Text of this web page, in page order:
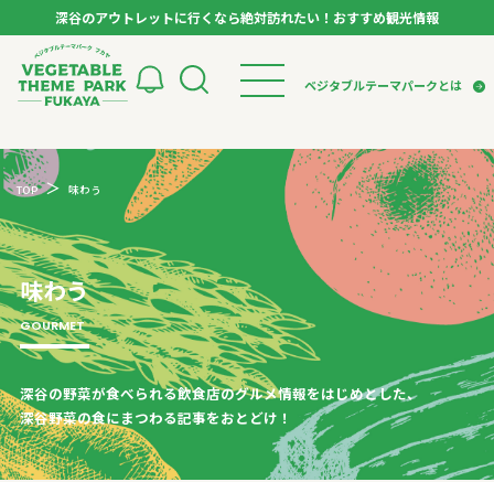
深谷のアウトレットに行くなら絶対訪れたい！おすすめ観光情報
ベジタブルテーマパークとは
検索
トップページ
モデルコース
スポット
イベント
体験
特集記事
ベジタブルテーマパークとは
VTPキャストミーティング
パートナー企業について
市長インタビュー
生産者インタビュー
アンバサダー
お役立ち情報
レシピ集
TOP 味わう
味わう
GOURMET
深谷の野菜が食べられる飲食店のグルメ情報をはじめとした、
深谷野菜の食にまつわる記事をおとどけ！